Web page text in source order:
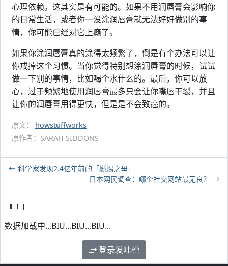
心理依赖。这其实是有可能的。如果不用润唇膏会影响你
的日常生活，或者你一没涂润唇膏就无法好好做别的事
情，你可能已经对它上瘾了。
如果你涂润唇膏真的涂得太频繁了，倒是有个办法可以让
你戒掉这个习惯。当你觉得特别想涂润唇膏的时候，试试
做一下别的事情，比如喝个水什么的。最后，你可以放
心，过于频繁地使用润唇膏最多只会让你嘴唇干裂，并且
让你的润唇膏用得更快，但是是不会致癌的。
原文： howstuffworks
原作者：SARAH SIDDONS
科学家发现2.4亿年前的「蜥蜴之母」
日本网民调查：哪个社交网站最无良？
数据加载中...BIU...BIU...BIU...
登录发吐槽